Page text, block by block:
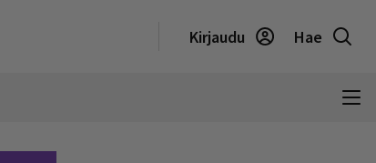
Kirjaudu Hae